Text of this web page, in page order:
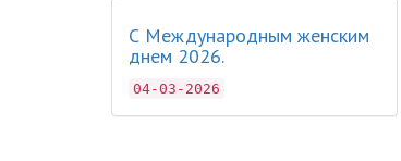
С Международным женским
днем 2026.
04-03-2026